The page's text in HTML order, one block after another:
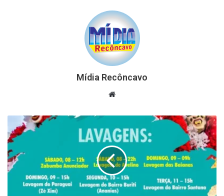
Mídia Recôncavo
Website